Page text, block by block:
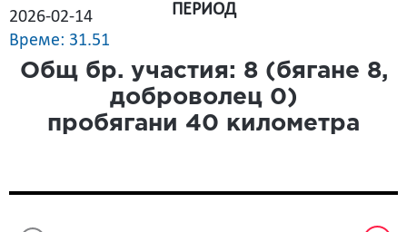
2026-02-14
Време: 31.51
ПЕРИОД
Общ бр. участия: 8(бягане 8,
доброволец 0)
пробягани 40 километра